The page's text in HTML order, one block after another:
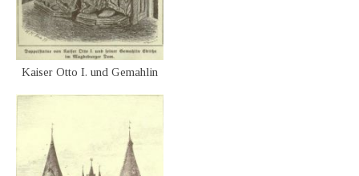
Kaiser Otto I. und Gemahlin